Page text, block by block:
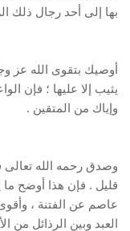
بها إلى أحد رجال ذلك
أوصيك بتقوى الله عز
يثيب إلا عليها ؛ فإن
وإياك من المتقين .
وصدق رحمه الله تعالى
قليل . فإن هذا أوضح
عاصم عن الفتنة ،
العبد وبين الرذائل من